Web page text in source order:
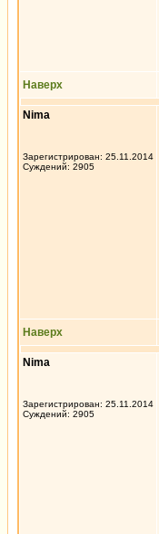
Наверх
Nima
Зарегистрирован: 25.11.2014
Суждений: 2905
Наверх
Nima
Зарегистрирован: 25.11.2014
Суждений: 2905